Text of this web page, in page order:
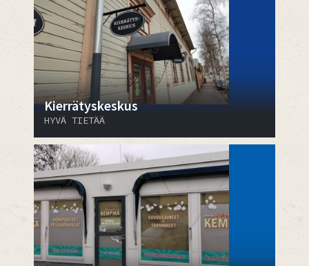
Kierrätyskeskus
HYVÄ TIETÄÄ